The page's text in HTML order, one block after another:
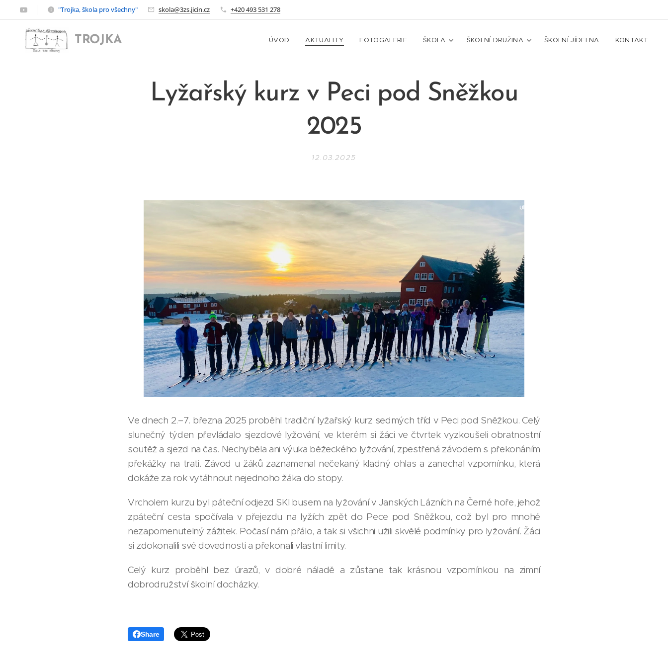
"Trojka, škola pro všechny" skola@3zs.jicin.cz +420 493 531 278
TROJKA ÚVOD AKTUALITY FOTOGALERIE ŠKOLA ŠKOLNÍ DRUŽINA ŠKOLNÍ JÍDELNA KONTAKT
Lyžařský kurz v Peci pod Sněžkou
2025
12.03.2025
Ve dnech 2.–7. března 2025 proběhl tradiční lyžařský kurz sedmých tříd v Peci pod Sněžkou. Celý
slunečný týden převládalo sjezdové lyžování, ve kterém si žáci ve čtvrtek vyzkoušeli obratnostní
soutěž a sjezd na čas. Nechyběla ani výuka běžeckého lyžování, zpestřená závodem s překonáním
překážky na trati. Závod u žáků zaznamenal nečekaný kladný ohlas a zanechal vzpomínku, která
dokáže za rok vytáhnout nejednoho žáka do stopy.
Vrcholem kurzu byl páteční odjezd SKI busem na lyžování v Janských Lázních na Černé hoře, jehož
zpáteční cesta spočívala v přejezdu na lyžích zpět do Pece pod Sněžkou, což byl pro mnohé
nezapomenutelný zážitek. Počasí nám přálo, a tak si všichni užili skvělé podmínky pro lyžování. Žáci
si zdokonalili své dovednosti a překonali vlastní limity.
Celý kurz proběhl bez úrazů, v dobré náladě a zůstane tak krásnou vzpomínkou na zimní
dobrodružství školní docházky.
Share